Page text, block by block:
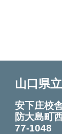
山口県
安下庄校
防大島
77-1048